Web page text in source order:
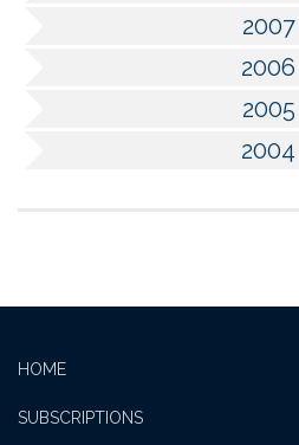
2007
2006
2005
2004
HOME
SUBSCRIPTIONS